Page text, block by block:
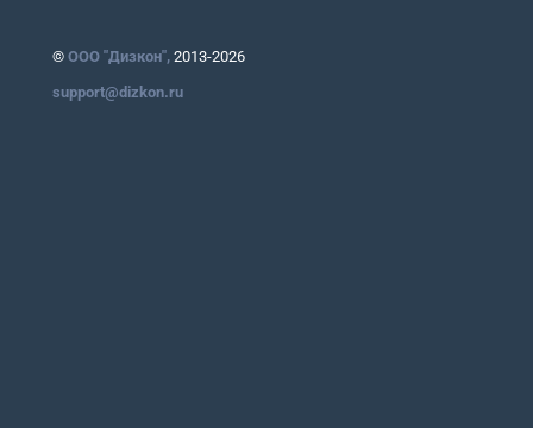
© ООО "Дизкон",2013-2026
support@dizkon.ru